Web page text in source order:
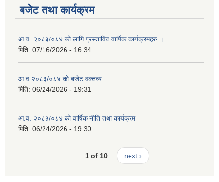
बजेट तथा कार्यक्रम
आ.व. २०८३/०८४ को लागि प्रस्तावित वार्षिक कार्यक्रमहरु ।
मिति: 07/16/2026 - 16:34
आ.व २०८३/०८४ को बजेट वक्तव्य
मिति: 06/24/2026 - 19:31
आ.व. २०८३/०८४ को वार्षिक नीति तथा कार्यक्रम
मिति: 06/24/2026 - 19:30
1 of 10 next ›